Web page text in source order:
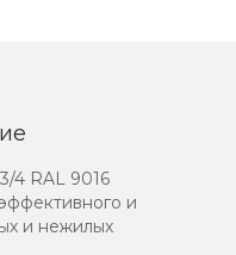
4 RAL 9016
и
и нежилых